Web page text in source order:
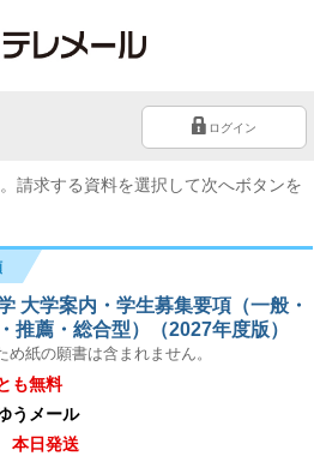
ログイン
請求する資料を選択して次へボタンを
大学案内・学生募集要項（一般・
推薦・総合型）（2027年度版）
め紙の願書は含まれません。
も無料
うメール
本日発送